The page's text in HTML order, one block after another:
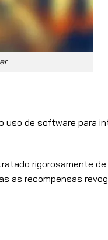
uso de software para
rigorosamente de
as recompensas